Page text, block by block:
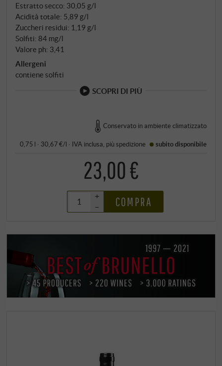
Estratto secco: 30,05 g/l
Acidità totale: 5,89 g/l
Zuccheri residui: 1,19 g/l
Solfiti: 84 mg/l
Valore ph: 3,41
Allergeni
contiene solfiti
SCOPRI DI PIÙ
Conservato in ambiente climatizzato
0,75 l · 30,67 €/l · IVA inclusa , piùspedizione subito disponibile
23,00 €
+
–
COMPRA